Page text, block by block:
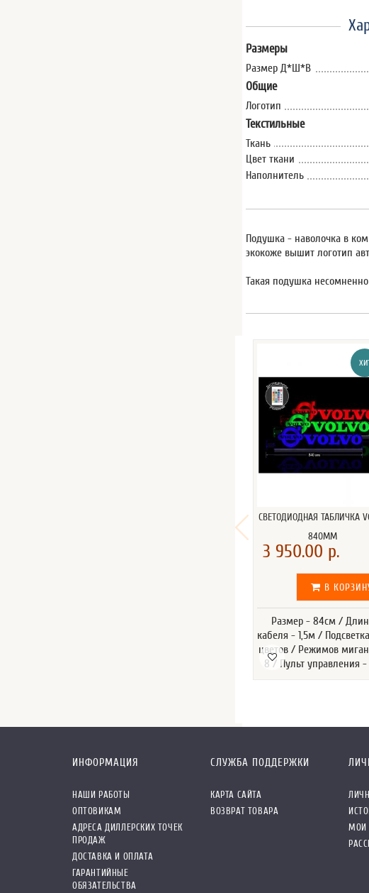
Размеры
Размер Д*Ш*В
Общие
Логотип
Текстильные
Ткань
Цвет ткани
Наполнитель
Подушка - наволочка в
экокоже вышит логотип
Такая подушка
СВЕТОДИОДНАЯ ТАБЛИЧКА
840ММ
3 950.00 р.
В
Размер - 84см /
кабеля - 1,5м /
цветов / Режимов
8 / Пульт управления
ИНФОРМАЦИЯ
НАШИ РАБОТЫ
ОПТОВИКАМ
АДРЕСА ДИЛЛЕРСКИХ ТОЧЕК
ПРОДАЖ
ДОСТАВКА И ОПЛАТА
ГАРАНТИЙНЫЕ
ОБЯЗАТЕЛЬСТВА
СЛУЖБА ПОДДЕРЖКИ
КАРТА САЙТА
ВОЗВРАТ ТОВАРА
МОИ